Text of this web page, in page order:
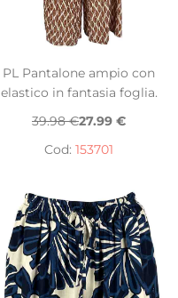
PL Pantalone ampio con
elastico in fantasia foglia.
39.98 €27.99 €
Cod: 153701